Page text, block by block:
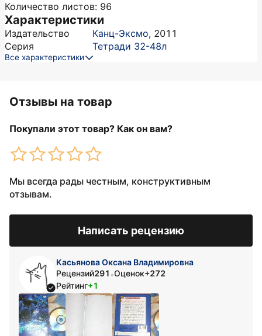
Количество листов: 96
Характеристики
Издательство Канц-Эксмо, 2011
Серия
Тетради 32-48л
Все характеристики
Отзывы на товар
Покупали этот товар? Как он вам?
Мы всегда рады честным, конструктивным
отзывам.
Написать рецензию
Касьянова Оксана Владимировна
Рецензий291 •Оценок+272
Рейтинг+1